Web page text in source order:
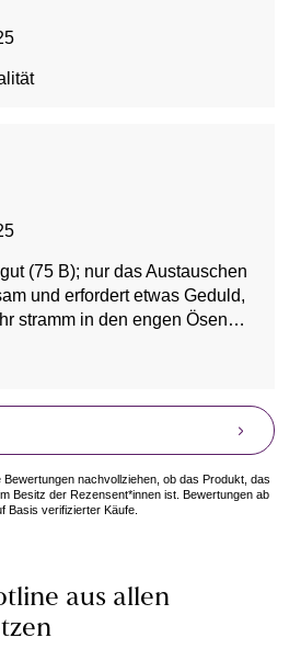
(75 B); nur das Austauschen
und erfordert etwas Geduld,
stramm in den engen Ösen
nachvollziehen, ob das Produkt, das
Besitz der Rezensent*innen ist. Bewertungen ab
Basis verifizierter Käufe.
aus allen